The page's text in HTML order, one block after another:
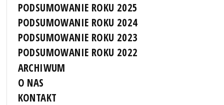
PODSUMOWANIE ROKU 2025
PODSUMOWANIE ROKU 2024
PODSUMOWANIE ROKU 2023
PODSUMOWANIE ROKU 2022
ARCHIWUM
O NAS
KONTAKT